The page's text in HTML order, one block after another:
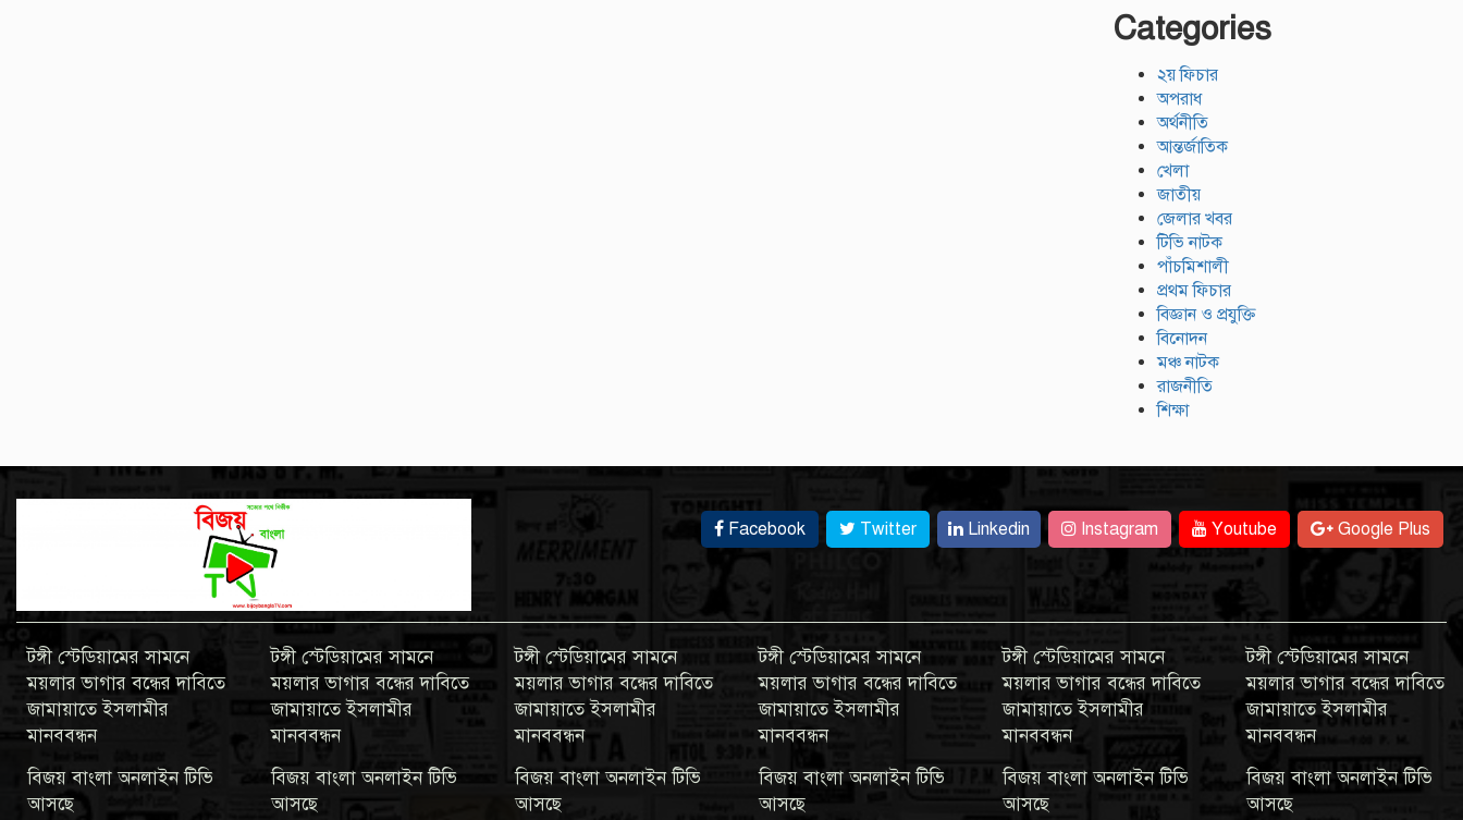
Categories
২য় ফিচার
অপরাধ
অর্থনীতি
আন্তর্জাতিক
খেলা
জাতীয়
জেলার খবর
টিভি নাটক
পাঁচমিশালী
প্রথম ফিচার
বিজ্ঞান ও প্রযুক্তি
বিনোদন
মঞ্চ নাটক
রাজনীতি
শিক্ষা
Facebook Twitter Linkedin Instagram Youtube Google Plus
টঙ্গী স্টেডিয়ামের সামনে
ময়লার ভাগার বন্ধের দাবিতে
জামায়াতে ইসলামীর
মানববন্ধন
বিজয় বাংলা অনলাইন টিভি
আসছে
টঙ্গী স্টেডিয়ামের সামনে
ময়লার ভাগার বন্ধের দাবিতে
জামায়াতে ইসলামীর
মানববন্ধন
বিজয় বাংলা অনলাইন টিভি
আসছে
টঙ্গী স্টেডিয়ামের সামনে
ময়লার ভাগার বন্ধের দাবিতে
জামায়াতে ইসলামীর
মানববন্ধন
বিজয় বাংলা অনলাইন টিভি
আসছে
টঙ্গী স্টেডিয়ামের সামনে
ময়লার ভাগার বন্ধের দাবিতে
জামায়াতে ইসলামীর
মানববন্ধন
বিজয় বাংলা অনলাইন টিভি
আসছে
টঙ্গী স্টেডিয়ামের সামনে
ময়লার ভাগার বন্ধের দাবিতে
জামায়াতে ইসলামীর
মানববন্ধন
বিজয় বাংলা অনলাইন টিভি
আসছে
টঙ্গী স্টেডিয়ামের সামনে
ময়লার ভাগার বন্ধের দাবিতে
জামায়াতে ইসলামীর
মানববন্ধন
বিজয় বাংলা অনলাইন টিভি
আসছে